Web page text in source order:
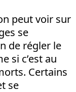
peut voir sur
se
de régler le
si c’est au
Certains
se